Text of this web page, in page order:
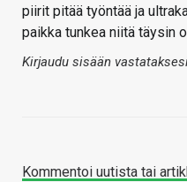
piirit pitää työntää ja
paikka tunkea niitä täysin
Kirjaudu sisään
Kommentoi uutista tai